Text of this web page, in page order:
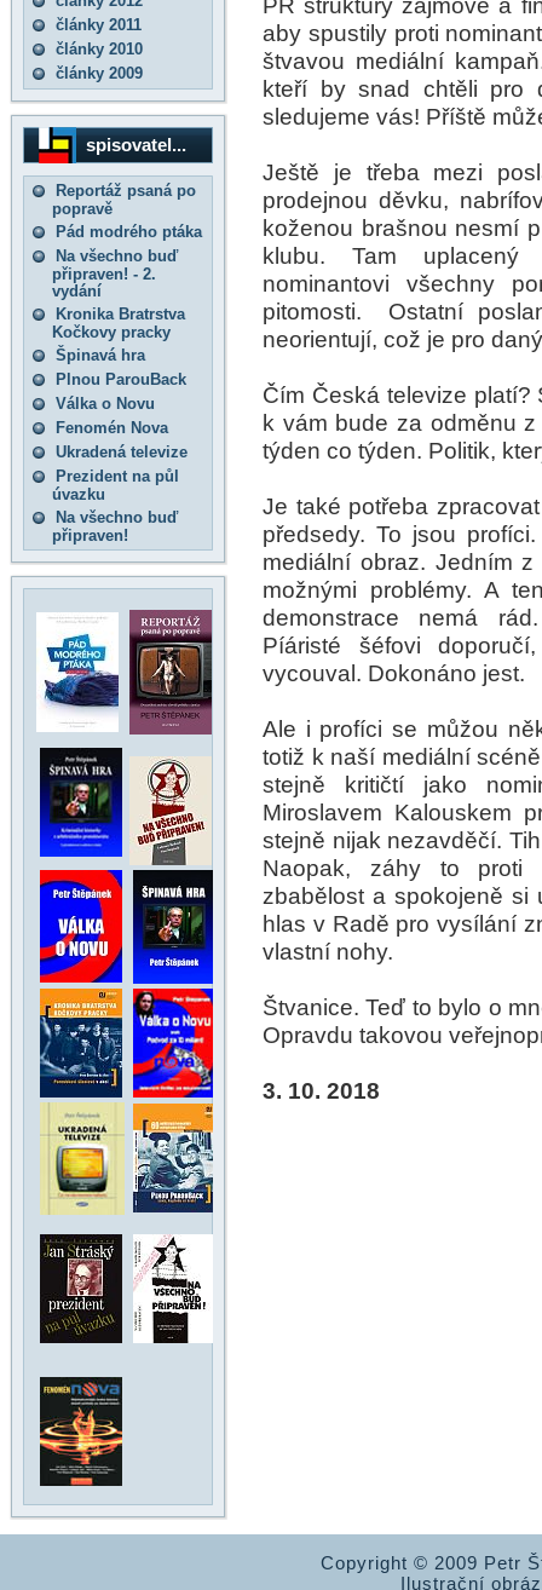
články 2011
články 2010
články 2009
spisovatel...
Reportáž psaná po
popravě
Pád modrého ptáka
Na všechno buď
připraven! - 2.
vydání
Kronika Bratrstva
Kočkovy pracky
Špinavá hra
Plnou ParouBack
Válka o Novu
Fenomén Nova
Ukradená televize
Prezident na půl
úvazku
Na všechno buď
připraven!
aby spustily proti
štvavou mediální
kteří by snad chtěli pro
sledujeme vás! Příště
Ještě je třeba mezi
prodejnou děvku,
koženou brašnou nesmí
klubu. Tam uplacený
nominantovi všechny
pitomosti. Ostatní
neorientují, což je pro
Čím Česká televize
k vám bude za odměnu
týden co týden. Politik,
Je také potřeba
předsedy. To jsou
mediální obraz. Jedním
možnými problémy. A
demonstrace nemá
Píáristé šéfovi
vycouval. Dokonáno jest.
Ale i profíci se můžou
totiž k naší mediální
stejně kritičtí jako
Miroslavem Kalouskem
stejně nijak nezavděčí.
Naopak, záhy to proti
zbabělost a spokojeně si
hlas v Radě pro vysílání
vlastní nohy.
Štvanice. Teď to bylo o
Opravdu takovou
3. 10. 2018
Copyright © 2009 Petr
Ilustrační